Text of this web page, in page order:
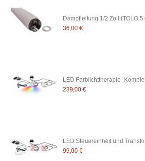
Dampfleitung 1/2 Zoll (TOLO
36,00 €
LED Farblichttherapie-
239,00 €
LED Steuereinheit und
99,00 €